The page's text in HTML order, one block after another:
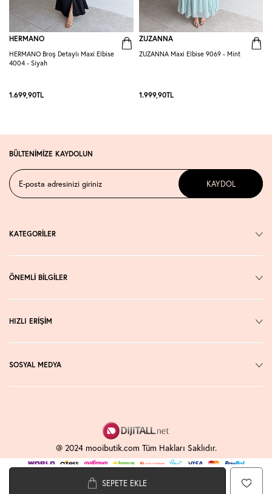
SEPETE EKLE
HERMANO
HERMANO Broş Detaylı Maxi Elbise
4004 - Siyah
1.699,90TL
ZUZANNA
ZUZANNA Maxi Elbise 9069 - Mint
1.999,90TL
BÜLTENİMİZE KAYDOLUN
KAYDOL
KATEGORİLER
ÖNEMLİ BİLGİLER
HIZLI ERİŞİM
SOSYAL MEDYA
@ 2024 mooibutik.com Tüm Hakları Saklıdır.
-SoftE-Ticaret